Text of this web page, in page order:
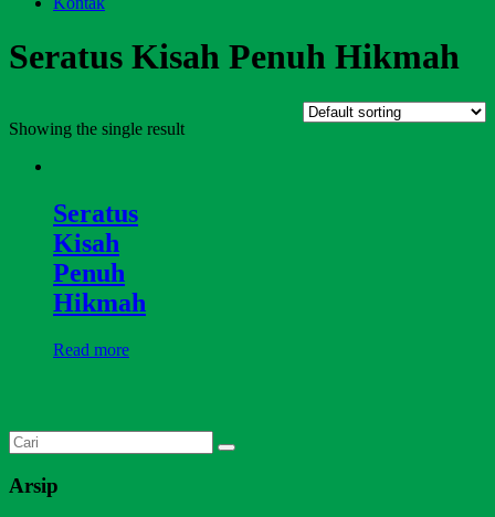
Seratus Kisah Penuh Hikmah
Showing the single result
Seratus
Kisah
Penuh
Hikmah
Read more
Arsip